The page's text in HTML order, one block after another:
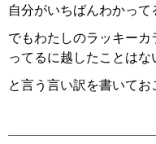
自分がいちばんわかって
でもわたしのラッキー
ってるに越したことはな
と言う言い訳を書いてお